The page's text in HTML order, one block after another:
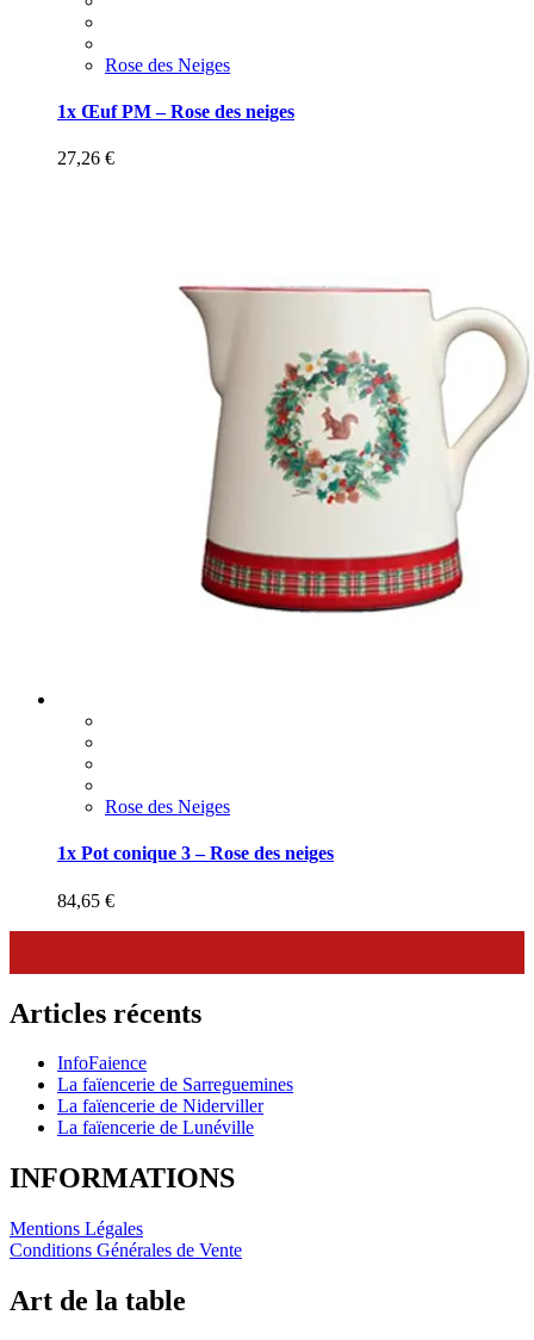
Rose des Neiges
1x Œuf PM – Rose des neiges
27,26 €
Rose des Neiges
1x Pot conique 3 – Rose des neiges
84,65 €
Articles récents
InfoFaience
La faïencerie de Sarreguemines
La faïencerie de Niderviller
La faïencerie de Lunéville
INFORMATIONS
Mentions Légales
Conditions Générales de Vente
Art de la table